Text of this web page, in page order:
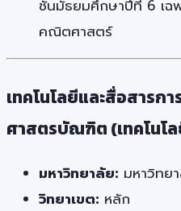
ชั้นมัธยมศึกษาปีที่ 6 เฉ
คณิตศาสตร์
เทคโนโลยีและสื่อสารก
ศาสตรบัณฑิต (เทคโนโ
มหาวิทยาลัย: มหาวิทย
วิทยาเขต: หลัก